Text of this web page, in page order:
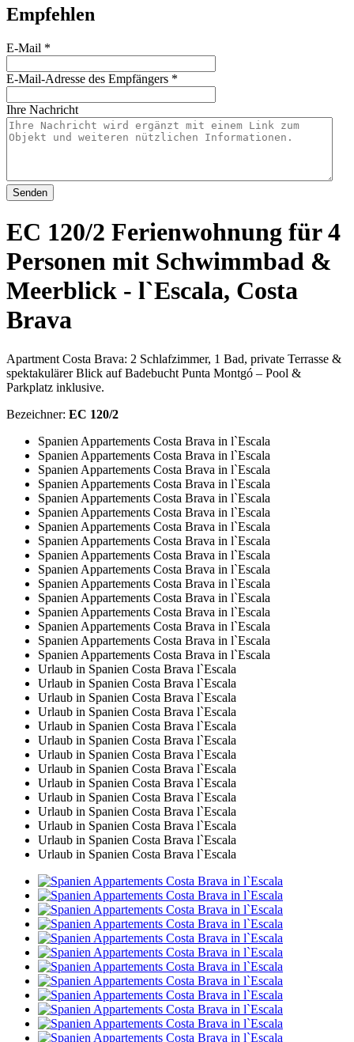
Empfehlen
E-Mail *
E-Mail-Adresse des Empfängers *
Ihre Nachricht
Senden
EC 120/2 Ferienwohnung für 4
Personen mit Schwimmbad &
Meerblick - l`Escala, Costa
Brava
Apartment Costa Brava: 2 Schlafzimmer, 1 Bad, private Terrasse &
spektakulärer Blick auf Badebucht Punta Montgó – Pool &
Parkplatz inklusive.
Bezeichner: EC 120/2
Spanien Appartements Costa Brava in l`Escala
Spanien Appartements Costa Brava in l`Escala
Spanien Appartements Costa Brava in l`Escala
Spanien Appartements Costa Brava in l`Escala
Spanien Appartements Costa Brava in l`Escala
Spanien Appartements Costa Brava in l`Escala
Spanien Appartements Costa Brava in l`Escala
Spanien Appartements Costa Brava in l`Escala
Spanien Appartements Costa Brava in l`Escala
Spanien Appartements Costa Brava in l`Escala
Spanien Appartements Costa Brava in l`Escala
Spanien Appartements Costa Brava in l`Escala
Spanien Appartements Costa Brava in l`Escala
Spanien Appartements Costa Brava in l`Escala
Spanien Appartements Costa Brava in l`Escala
Spanien Appartements Costa Brava in l`Escala
Urlaub in Spanien Costa Brava l`Escala
Urlaub in Spanien Costa Brava l`Escala
Urlaub in Spanien Costa Brava l`Escala
Urlaub in Spanien Costa Brava l`Escala
Urlaub in Spanien Costa Brava l`Escala
Urlaub in Spanien Costa Brava l`Escala
Urlaub in Spanien Costa Brava l`Escala
Urlaub in Spanien Costa Brava l`Escala
Urlaub in Spanien Costa Brava l`Escala
Urlaub in Spanien Costa Brava l`Escala
Urlaub in Spanien Costa Brava l`Escala
Urlaub in Spanien Costa Brava l`Escala
Urlaub in Spanien Costa Brava l`Escala
Urlaub in Spanien Costa Brava l`Escala